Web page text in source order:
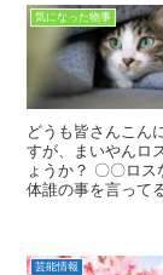
気になった物事
どうも皆さんこん
すが、まいやんロ
ょうか？ 〇〇ロ
体誰の事を言って
芸能情報